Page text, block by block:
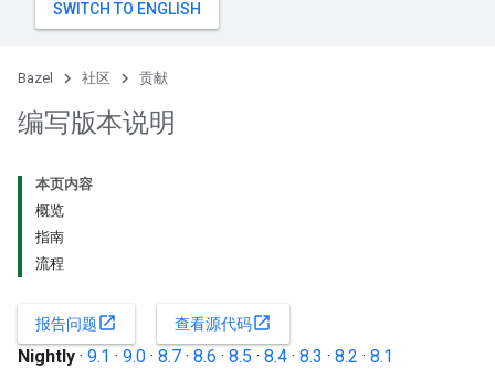
Bazel 社区 贡献
编写版本说明
本页内容
概览
指南
流程
报告问题open_in_new 查看源代码open_in_new
Nightly · 9.1 · 9.0 · 8.7 · 8.6 · 8.5 · 8.4 · 8.3 · 8.2 · 8.1